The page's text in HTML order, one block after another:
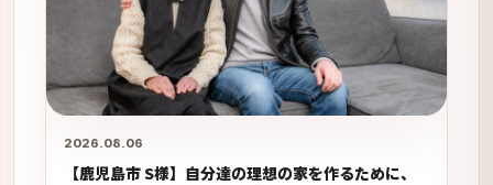
2026.08.06
【鹿児島市 S様】自分達の理想の家を作るために、